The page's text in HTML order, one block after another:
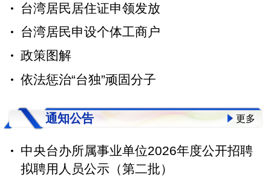
台湾居民居住证申领发放
台湾居民申设个体工商户
政策图解
依法惩治“台独”顽固分子
通知公告 更多
中央台办所属事业单位2026年度公开招聘
拟聘用人员公示（第二批）